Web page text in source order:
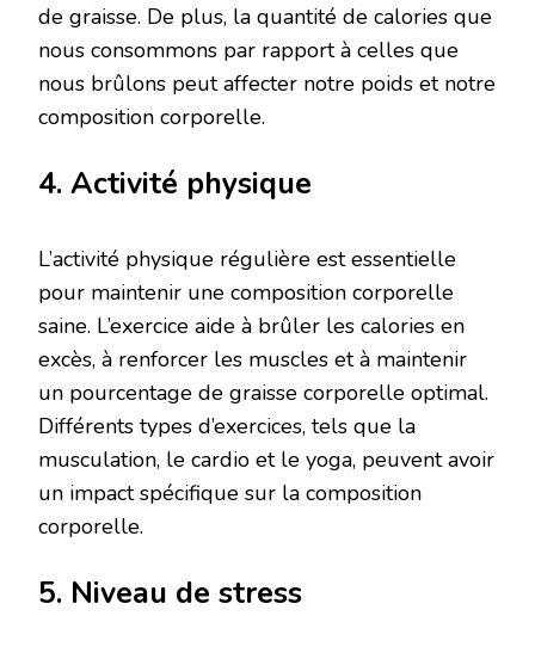
de graisse. De plus, la quantité de calories que
nous consommons par rapport à celles que
nous brûlons peut affecter notre poids et notre
composition corporelle.
4. Activité physique
L’activité physique régulière est essentielle
pour maintenir une composition corporelle
saine. L’exercice aide à brûler les calories en
excès, à renforcer les muscles et à maintenir
un pourcentage de graisse corporelle optimal.
Différents types d’exercices, tels que la
musculation, le cardio et le yoga, peuvent avoir
un impact spécifique sur la composition
corporelle.
5. Niveau de stress